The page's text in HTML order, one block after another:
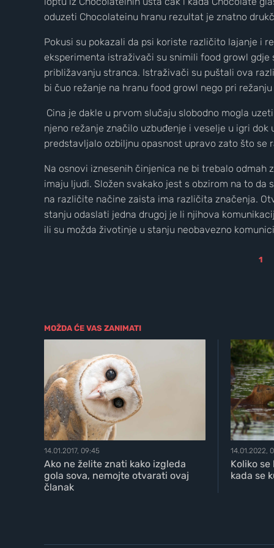
oduzeti Chocolateinu hranu rezultat je znatno
Pokusi su pokazali da psi koriste različito lajanje i
eksperimenta istraživači su snimili food growl
približavanju stranca. Istraživači su puštali ova
bi čuo režanje na hranu food growl nego pri
Cina je dakle u prvom slučaju slobodno mogla
njeno režanje značilo uzbuđenje i veselje u igri
predstavljalo ozbiljnu opasnost upravo zato što se
Na osnovi iznesenih činjenica ne bi trebalo
imaju ljudi. Složen svakako jest s obzirom na to
na različite načine zaista ima različita značenja.
stanju odaslati jedna drugoj je li njihova
ili su možda životinje u stanju neobavezno
1
MOŽDA ĆE VAS ZANIMATI
14.01.2017, 09:45
Ako ne želite znati kako izgleda
gola sova, nemojte otvarati ovaj
članak
14.01.2022,
Koliko
kada se